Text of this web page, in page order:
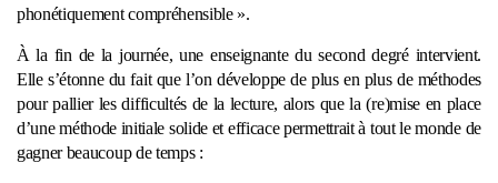
phonétiquement compréhensible ».
À la fin de la journée, une enseignante du second degré intervient.
Elle s’étonne du fait que l’on développe de plus en plus de méthodes
pour pallier les difficultés de la lecture, alors que la (re)mise en place
d’une méthode initiale solide et efficace permettrait à tout le monde de
gagner beaucoup de temps :